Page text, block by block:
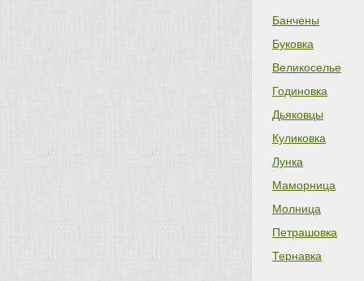
Банчены
Буковка
Великоселье
Годиновка
Дьяковцы
Куликовка
Лунка
Маморница
Молница
Петрашовка
Тернавка